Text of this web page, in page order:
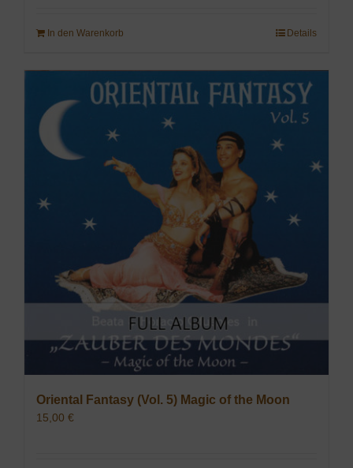
In den Warenkorb Details
Oriental Fantasy (Vol. 5) Magic of the Moon
15,00 €